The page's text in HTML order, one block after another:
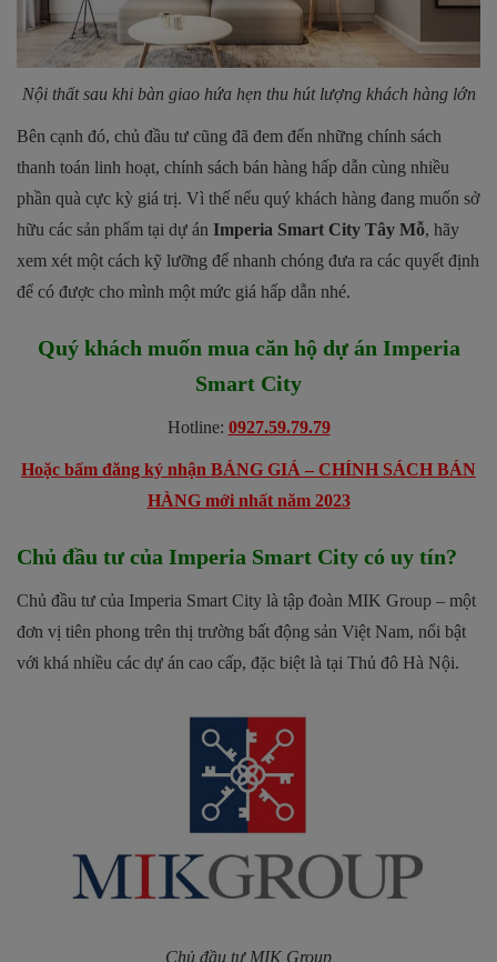
Nội thất sau khi bàn giao hứa hẹn thu hút lượng khách hàng lớn
Bên cạnh đó, chủ đầu tư cũng đã đem đến những chính sách
thanh toán linh hoạt, chính sách bán hàng hấp dẫn cùng nhiều
phần quà cực kỳ giá trị. Vì thế nếu quý khách hàng đang muốn sở
hữu các sản phẩm tại dự án Imperia Smart City Tây Mỗ, hãy
xem xét một cách kỹ lưỡng để nhanh chóng đưa ra các quyết định
để có được cho mình một mức giá hấp dẫn nhé.
Quý khách muốn mua căn hộ dự án Imperia
Smart City
Hotline: 0927.59.79.79
Hoặc bấm đăng ký nhận BẢNG GIÁ – CHÍNH SÁCH BÁN
HÀNG mới nhất năm 2023
Chủ đầu tư của Imperia Smart City có uy tín?
Chủ đầu tư của Imperia Smart City là tập đoàn MIK Group – một
đơn vị tiên phong trên thị trường bất động sản Việt Nam, nổi bật
với khá nhiều các dự án cao cấp, đặc biệt là tại Thủ đô Hà Nội.
Chủ đầu tư MIK Group